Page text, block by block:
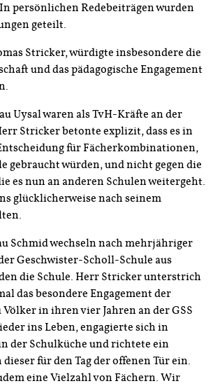
persönlichen Redebeiträgen wurden
geteilt.
Stricker, würdigte insbesondere die
und das pädagogische Engagement
Uysal waren als TvH-Kräfte an der
Stricker betonte explizit, dass es in
für Fächerkombinationen,
gebraucht würden, und nicht gegen die
es nun an anderen Schulen weitergeht.
glücklicherweise nach seinem
Schmid wechseln nach mehrjähriger
Geschwister-Scholl-Schule aus
die Schule. Herr Stricker unterstrich
das besondere Engagement der
in ihren vier Jahren an der GSS
ins Leben, engagierte sich in
der Schulküche und richtete ein
für den Tag der offenen Tür ein.
eine Vielzahl von Fächern. Wir